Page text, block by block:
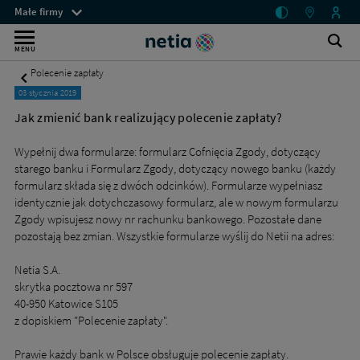
Jak
zmienić
bank
realizujący
polecenie
zapłaty?
Małe
Netia
Menu
przestrzeni
klienckich
Małe firmy
MENU Internet
bez
dla
małych
firm
–
mobilny
lub
Wyszukiwarka
Polecenie zapłaty
03 stycznia 2019
Jak zmienić bank realizujący polecenie zapłaty?
Wypełnij dwa formularze: formularz Cofnięcia Zgody, dotyczący
starego banku i Formularz Zgody, dotyczący nowego banku (każdy
formularz składa się z dwóch odcinków). Formularze wypełniasz
identycznie jak dotychczasowy formularz, ale w nowym formularzu
Zgody wpisujesz nowy nr rachunku bankowego. Pozostałe dane
pozostają bez zmian. Wszystkie formularze wyślij do Netii na adres:
Netia S.A.
skrytka pocztowa nr 597
40-950 Katowice S105
z dopiskiem "Polecenie zapłaty".
Prawie każdy bank w Polsce obsługuje polecenie zapłaty.